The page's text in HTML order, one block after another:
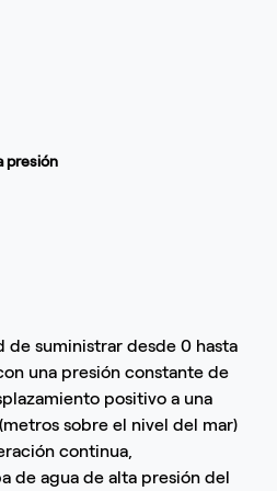
presión
de suministrar desde 0 hasta
una presión constante de
positivo a una
sobre el nivel del mar)
continua,
de agua de alta presión del